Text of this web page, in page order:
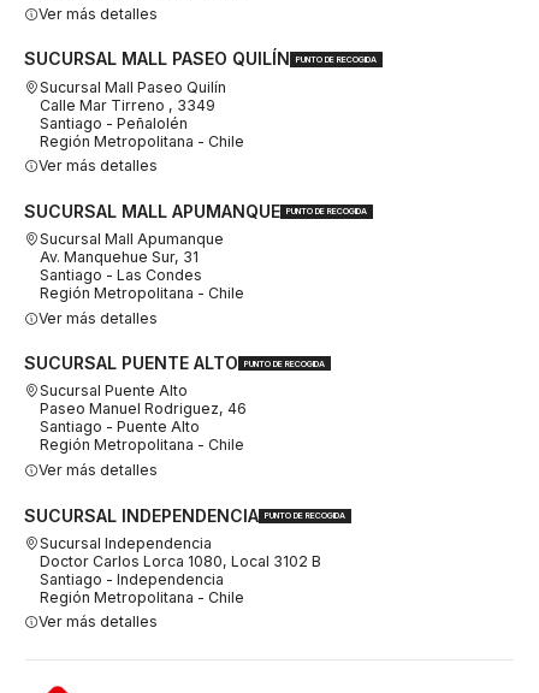
Ver más detalles
SUCURSAL MALL PASEO QUILÍN PUNTO DE RECOGIDA
Sucursal Mall Paseo Quilín
Calle Mar Tirreno , 3349
Santiago - Peñalolén
Región Metropolitana - Chile
Ver más detalles
SUCURSAL MALL APUMANQUE PUNTO DE RECOGIDA
Sucursal Mall Apumanque
Av. Manquehue Sur, 31
Santiago - Las Condes
Región Metropolitana - Chile
Ver más detalles
SUCURSAL PUENTE ALTO PUNTO DE RECOGIDA
Sucursal Puente Alto
Paseo Manuel Rodriguez, 46
Santiago - Puente Alto
Región Metropolitana - Chile
Ver más detalles
SUCURSAL INDEPENDENCIA PUNTO DE RECOGIDA
Sucursal Independencia
Doctor Carlos Lorca 1080, Local 3102 B
Santiago - Independencia
Región Metropolitana - Chile
Ver más detalles